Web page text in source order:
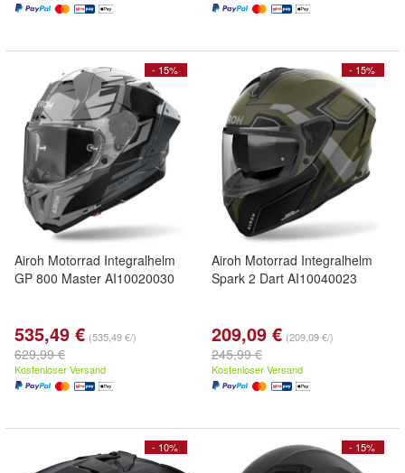
- 15%
Airoh Motorrad Integralhelm
GP 800 Master AI10020030
535,49 € (535,49 €/)
629,99 €
Kostenloser Versand
- 15%
Airoh Motorrad Integralhelm
Spark 2 Dart AI10040023
209,09 € (209,09 €/)
245,99 €
Kostenloser Versand
- 10% - 15%